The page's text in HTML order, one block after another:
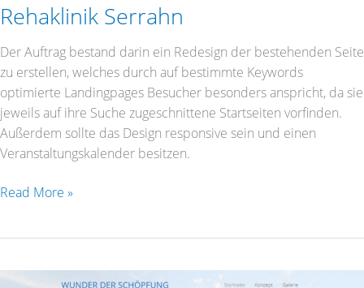
Rehaklinik Serrahn
Der Auftrag bestand darin ein Redesign der bestehenden Seite
zu erstellen, welches durch auf bestimmte Keywords
optimierte Landingpages Besucher besonders anspricht, da sie
jeweils auf ihre Suche zugeschnittene Startseiten vorfinden.
Außerdem sollte das Design responsive sein und einen
Veranstaltungskalender besitzen.
Read More »